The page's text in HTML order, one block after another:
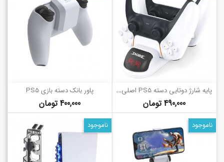
پ
ایه شارژ دوتایی دسته PS5 اصلی دابی
قیمت490,000 تومان
پاور بانک دسته بازی PS5
قیمت400,000 تومان
ناموجود ناموجود